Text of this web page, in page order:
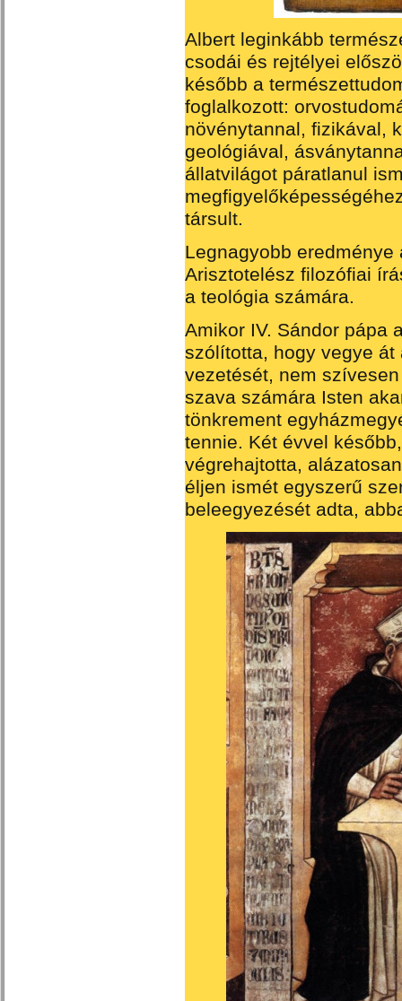
Albert leginkább
csodái és rejtélyei
később a
foglalkozott:
növénytannal, fizikával,
geológiával,
állatvilágot páratlanul
társult.
Legnagyobb
Arisztotelész filozófiai
a teológia számára.
Amikor IV. Sándor pápa
szólította, hogy vegye
vezetését, nem
szava számára Isten
tönkrement
tennie. Két évvel
végrehajtotta,
éljen ismét egyszerű
beleegyezését adta,